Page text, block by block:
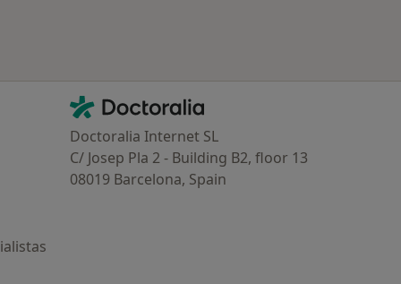
Contacto
Doctoralia - Página de inicio
Doctoralia Internet SL
C/ Josep Pla 2 - Building B2, floor 13
08019 Barcelona, Spain